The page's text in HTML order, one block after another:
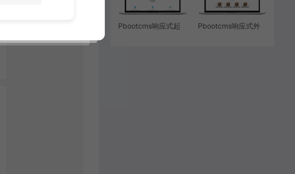
Pbootcms响应式起
Pbootcms响应式外